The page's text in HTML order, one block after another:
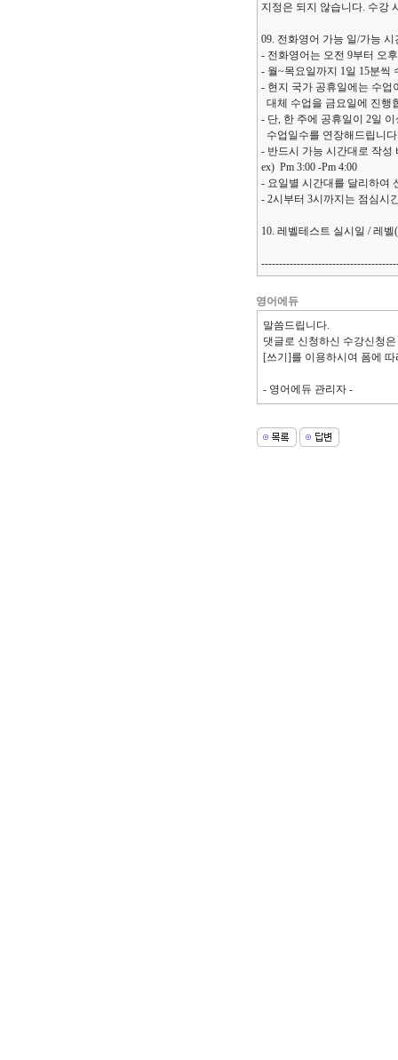
지정은 되지 않습니다. 수강
09. 전화영어 가능 일/가능 시
- 전화영어는 오전 9부터 오
- 월~목요일까지 1일 15분씩
- 현지 국가 공휴일에는 수
대체 수업을 금요일에 진행
- 단, 한 주에 공휴일이 2일
수업일수를 연장해드립니
- 반드시 가능 시간대로 작성
ex) Pm 3:00 -Pm 4:00
- 요일별 시간대를 달리하여
- 2시부터 3시까지는 점심시
10. 레벨테스트 실시일 /
영어에듀
말씀드립니다.
댓글로 신청하신 수강신청
[쓰기]를 이용하시여 폼에
- 영어에듀 관리자 -